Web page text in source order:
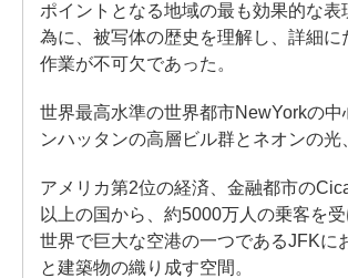
ポイントとなる地域の最も効果的な表
為に、被写体の歴史を理解し、詳細に
作業が不可欠であった。
世界最高水準の世界都市NewYorkの中
ンハッタンの高層ビル群とネオンの光
アメリカ第2位の経済、金融都市の
以上の国から、約5000万人の乗客を
世界で巨大な空港の一つであるJFKに
と建築物の織り成す空間。